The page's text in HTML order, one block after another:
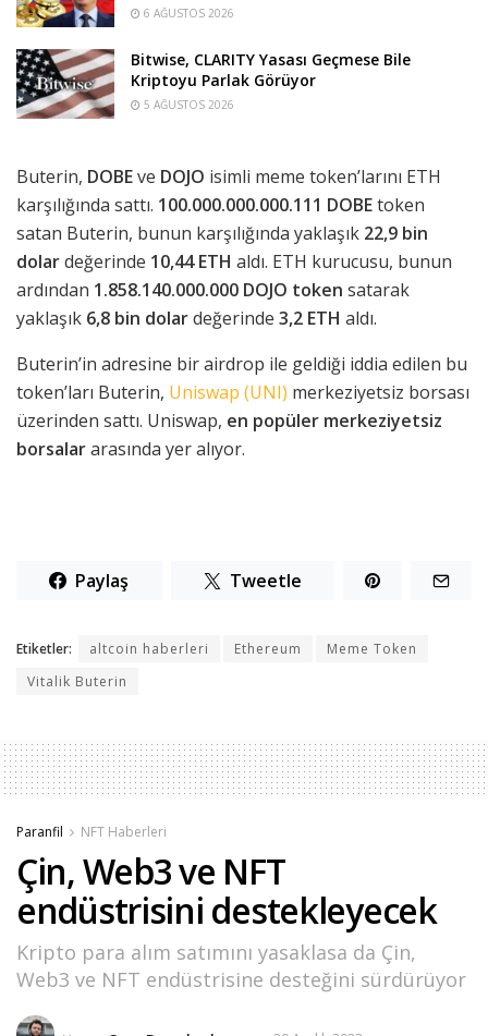
6 AĞUSTOS 2026
Bitwise, CLARITY Yasası Geçmese Bile
Kriptoyu Parlak Görüyor
5 AĞUSTOS 2026
Buterin, DOBEve DOJO isimli meme token’larını ETH
karşılığında sattı. 100.000.000.000.111 DOBEtoken
satan Buterin, bunun karşılığında yaklaşık 22,9 bin
dolardeğerinde 10,44 ETH aldı. ETH kurucusu, bunun
ardından 1.858.140.000.000 DOJO token satarak
yaklaşık 6,8 bin dolardeğerinde 3,2 ETH aldı.
Buterin’in adresine bir airdrop ile geldiği iddia edilen bu
token’ları Buterin, Uniswap (UNI) merkeziyetsiz borsası
üzerinden sattı. Uniswap, en popüler merkeziyetsiz
borsalararasında yer alıyor.
Paylaş Tweetle
Etiketler: altcoin haberleri Ethereum
Meme Token
Vitalik Buterin
Paranfil NFT Haberleri
Çin, Web3 ve NFT
endüstrisini destekleyecek
Kripto para alım satımını yasaklasa da Çin,
Web3 ve NFT endüstrisine desteğini sürdürüyor